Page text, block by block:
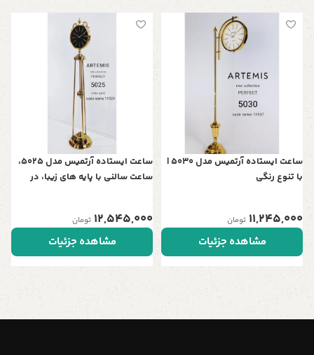
ساعت ایستاده آرتمیس مدل 5030 |
با تنوع رنگی
11,245,000 تومان
مشاهده جزئیات
ساعت ایستاده آرتمیس مدل 5025،
ساعت سالنی با پایه های زیبا، در
12,545,000 تومان
مشاهده جزئیات